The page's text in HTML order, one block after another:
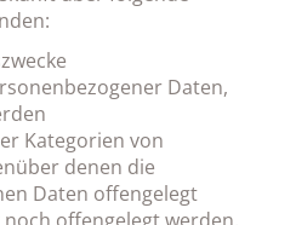
Daten,
Kategorien von
denen die
Daten offengelegt